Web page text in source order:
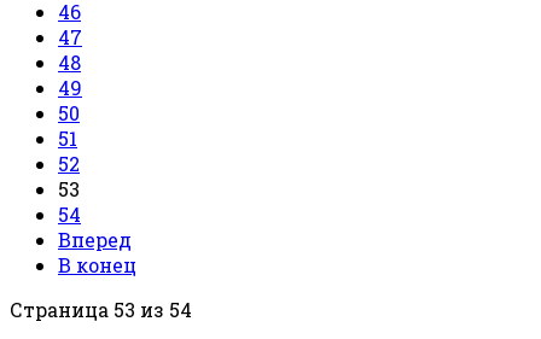
46
47
48
49
50
51
52
53
54
Вперед
В конец
Страница 53 из 54